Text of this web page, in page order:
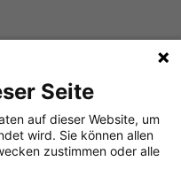
Impressum
Datenschutz
Mediadaten
Seite
auf dieser Website, um
wird. Sie können allen
zustimmen oder alle